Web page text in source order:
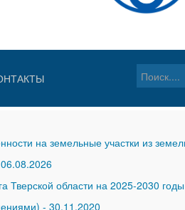
на земельные участки из
06.08.2026
Тверской области на 2025-2030 годы
- 30.11.2020